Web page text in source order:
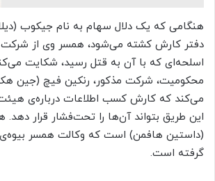
هنگامی که یک دلال سهام به نام جیکوب
دفتر کارش کشته می‌شود، همسر وی از شرکت
اسلحه‌ای که با آن به قتل رسید، شکایت می‌کند.
محکومیت، شرکت مذکور، رنکین فیچ (جین
می‌کند که کارش کسب اطلاعات درباره‌ی
این طریق بتواند آن‌ها را تحت‌فشار قرار دهد.
(داستین هافمن) است که وکالت همسر بیوه‌ی
گرفته است.